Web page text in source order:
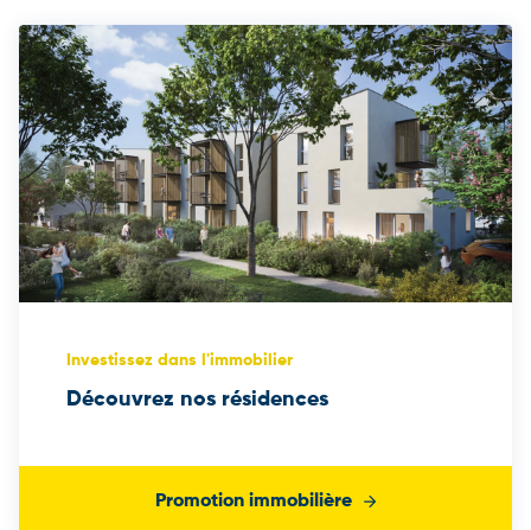
Investissez dans l'immobilier
Découvrez nos résidences
Promotion immobilière